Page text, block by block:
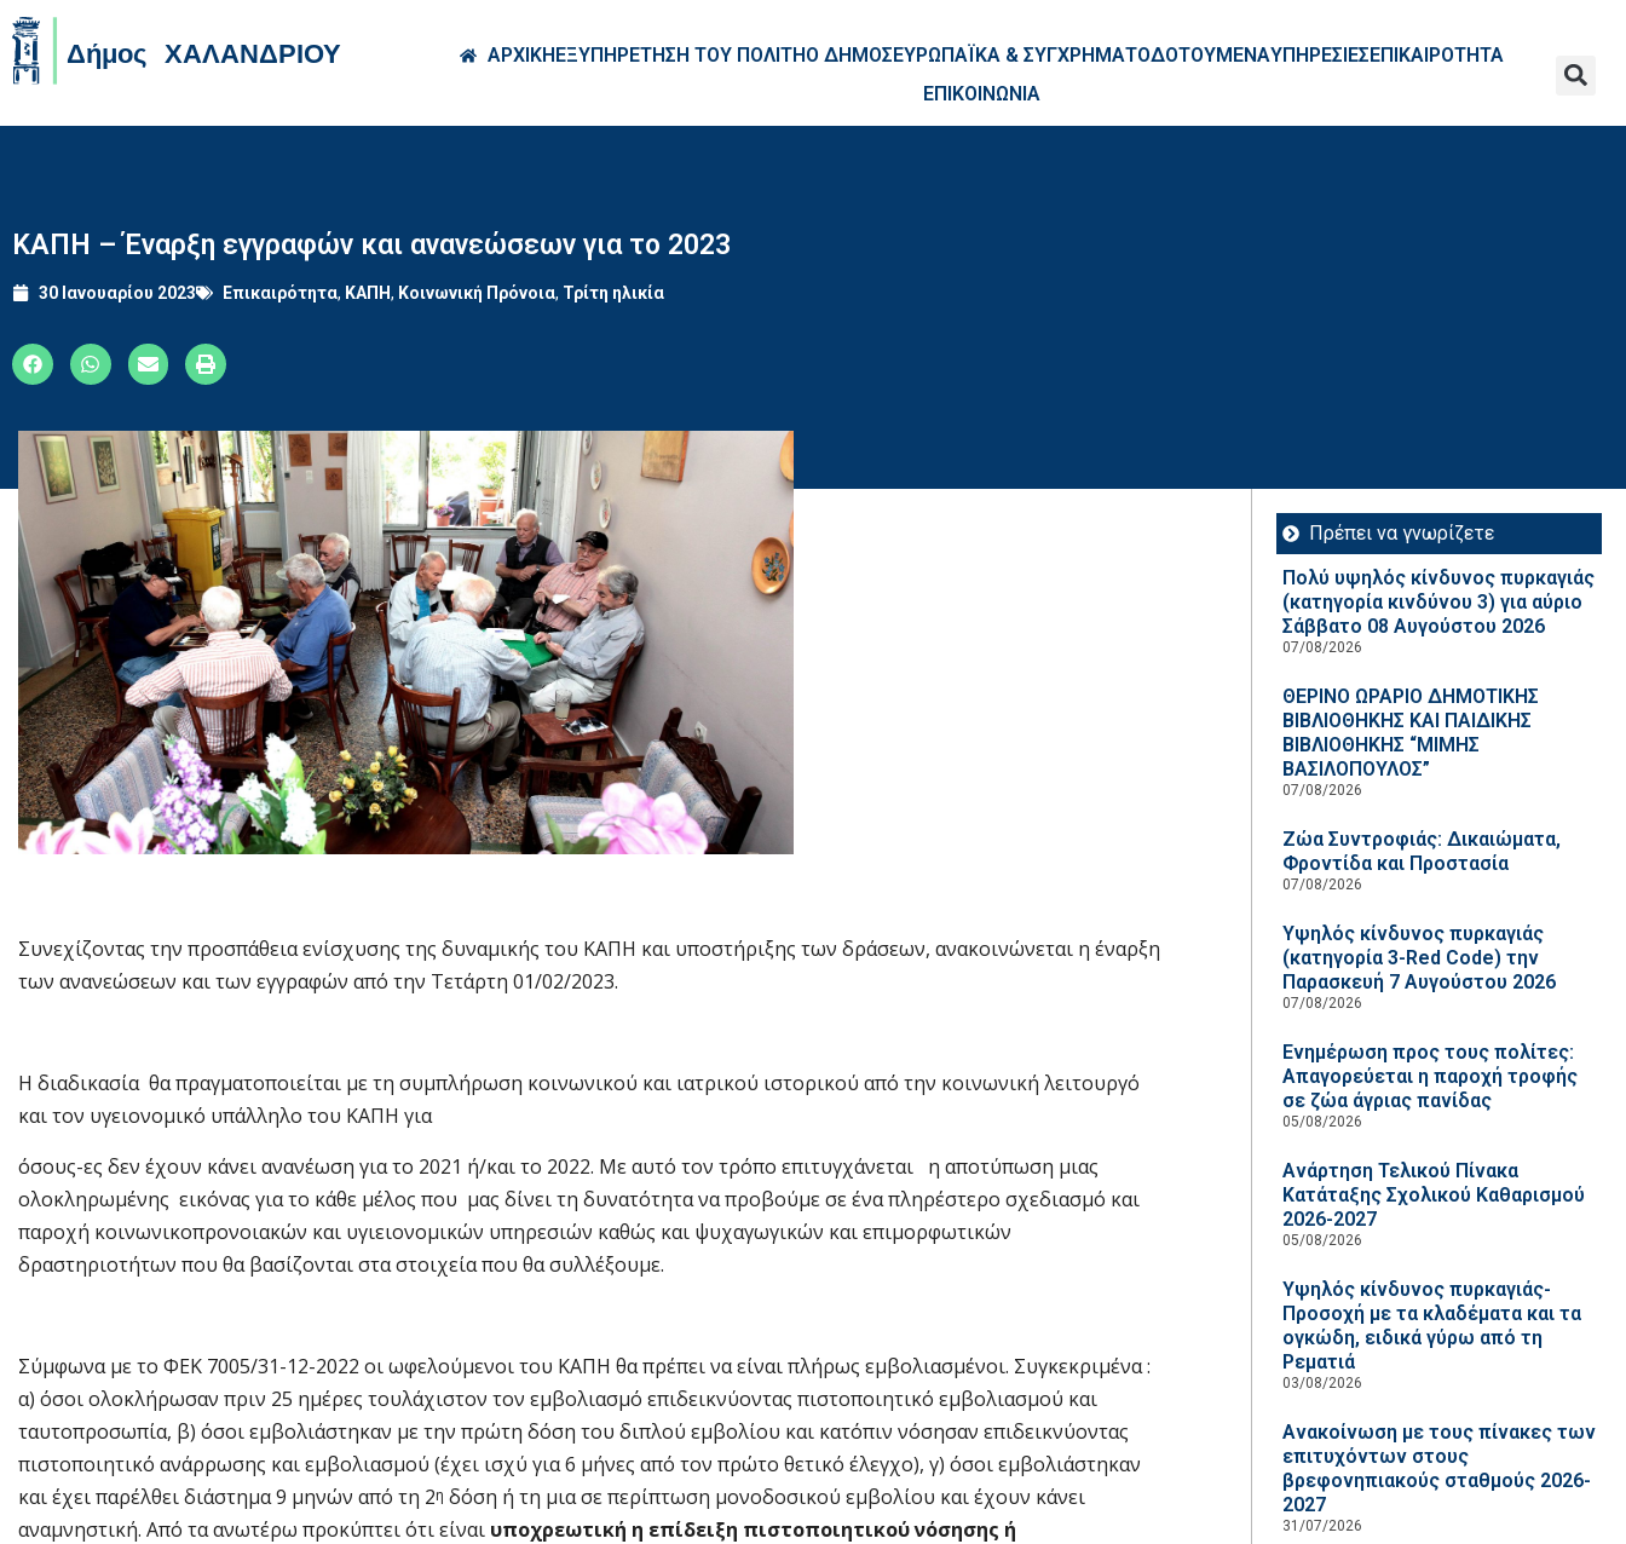
ΑΡΧΙΚΗΕΞΥΠΗΡΕΤΗΣΗ ΤΟΥ ΠΟΛΙΤΗΟ ΔΗΜΟΣΕΥΡΩΠΑΪΚΑ & ΣΥΓΧΡΗΜΑΤΟΔΟΤΟΥΜΕΝΑΥΠΗΡΕΣΙΕΣΕΠΙΚΑΙΡΟΤΗΤΑ
ΕΠΙΚΟΙΝΩΝΙΑ
ΚΑΠΗ – Έναρξη εγγραφών και ανανεώσεων για το 2023
30 Ιανουαρίου 2023 Επικαιρότητα, ΚΑΠΗ, Κοινωνική Πρόνοια, Τρίτη ηλικία
Συνεχίζοντας την προσπάθεια ενίσχυσης της δυναμικής του ΚΑΠΗ και υποστήριξης των δράσεων, ανακοινώνεται η έναρξη
των ανανεώσεων και των εγγραφών από την Τετάρτη 01/02/2023.
Η διαδικασία θα πραγματοποιείται με τη συμπλήρωση κοινωνικού και ιατρικού ιστορικού από την κοινωνική λειτουργό
και τον υγειονομικό υπάλληλο του ΚΑΠΗ για
όσους-ες δεν έχουν κάνει ανανέωση για το 2021 ή/και το 2022. Με αυτό τον τρόπο επιτυγχάνεται η αποτύπωση μιας
ολοκληρωμένης εικόνας για το κάθε μέλος που μας δίνει τη δυνατότητα να προβούμε σε ένα πληρέστερο σχεδιασμό και
παροχή κοινωνικοπρονοιακών και υγιειονομικών υπηρεσιών καθώς και ψυχαγωγικών και επιμορφωτικών
δραστηριοτήτων που θα βασίζονται στα στοιχεία που θα συλλέξουμε.
Σύμφωνα με το ΦΕΚ 7005/31-12-2022 οι ωφελούμενοι του ΚΑΠΗ θα πρέπει να είναι πλήρως εμβολιασμένοι. Συγκεκριμένα :
α) όσοι ολοκλήρωσαν πριν 25 ημέρες τουλάχιστον τον εμβολιασμό επιδεικνύοντας πιστοποιητικό εμβολιασμού και
ταυτοπροσωπία, β) όσοι εμβολιάστηκαν με την πρώτη δόση του διπλού εμβολίου και κατόπιν νόσησαν επιδεικνύοντας
πιστοποιητικό ανάρρωσης και εμβολιασμού (έχει ισχύ για 6 μήνες από τον πρώτο θετικό έλεγχο), γ) όσοι εμβολιάστηκαν
και έχει παρέλθει διάστημα 9 μηνών από τη 2η δόση ή τη μια σε περίπτωση μονοδοσικού εμβολίου και έχουν κάνει
αναμνηστική. Από τα ανωτέρω προκύπτει ότι είναι υποχρεωτική η επίδειξη πιστοποιητικού νόσησης ή
Πρέπει να γνωρίζετε
Πολύ υψηλός κίνδυνος πυρκαγιάς
(κατηγορία κινδύνου 3) για αύριο
Σάββατο 08 Αυγούστου 2026
07/08/2026
ΘΕΡΙΝΟ ΩΡΑΡΙΟ ΔΗΜΟΤΙΚΗΣ
ΒΙΒΛΙΟΘΗΚΗΣ ΚΑΙ ΠΑΙΔΙΚΗΣ
ΒΙΒΛΙΟΘΗΚΗΣ “ΜΙΜΗΣ
ΒΑΣΙΛΟΠΟΥΛΟΣ”
07/08/2026
Ζώα Συντροφιάς: Δικαιώματα,
Φροντίδα και Προστασία
07/08/2026
Υψηλός κίνδυνος πυρκαγιάς
(κατηγορία 3-Red Code) την
Παρασκευή 7 Αυγούστου 2026
07/08/2026
Ενημέρωση προς τους πολίτες:
Απαγορεύεται η παροχή τροφής
σε ζώα άγριας πανίδας
05/08/2026
Ανάρτηση Τελικού Πίνακα
Κατάταξης Σχολικού Καθαρισμού
2026-2027
05/08/2026
Υψηλός κίνδυνος πυρκαγιάς-
Προσοχή με τα κλαδέματα και τα
ογκώδη, ειδικά γύρω από τη
Ρεματιά
03/08/2026
Ανακοίνωση με τους πίνακες των
επιτυχόντων στους
βρεφονηπιακούς σταθμούς 2026-
2027
31/07/2026